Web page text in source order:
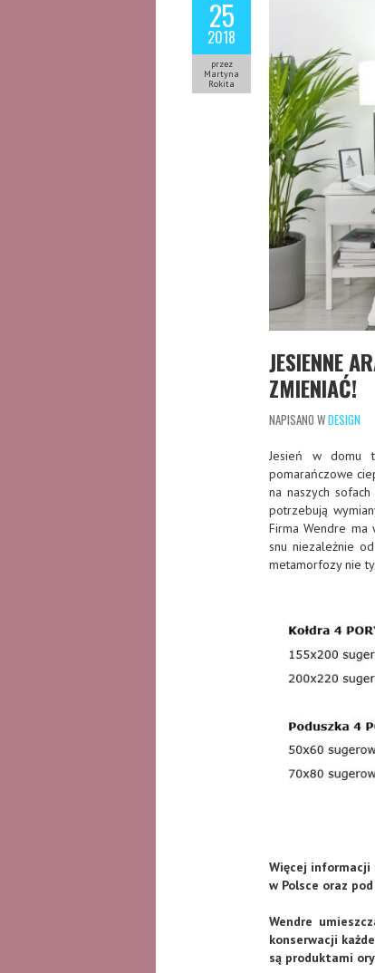
25
2018
przez
Martyna
Rokita
JESIENNE
ZMIENIAĆ!
NAPISANO WDESIGN
Jesień w domu
pomarańczowe
na naszych
potrzebują
Firma Wendre ma
snu niezależnie
metamorfozy nie
Więcej informacji
w Polsce oraz
Wendre
konserwacji
są produktami